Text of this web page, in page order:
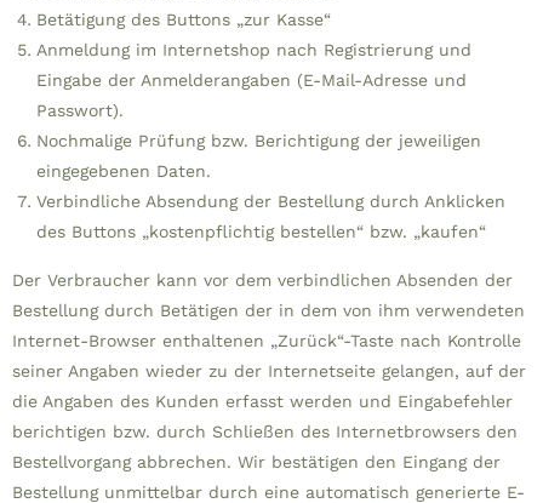
Betätigung des Buttons „zur Kasse“
Anmeldung im Internetshop nach Registrierung und
Eingabe der Anmelderangaben (E-Mail-Adresse und
Passwort).
Nochmalige Prüfung bzw. Berichtigung der jeweiligen
eingegebenen Daten.
Verbindliche Absendung der Bestellung durch Anklicken
des Buttons „kostenpflichtig bestellen“ bzw. „kaufen“
Der Verbraucher kann vor dem verbindlichen Absenden der
Bestellung durch Betätigen der in dem von ihm verwendeten
Internet-Browser enthaltenen „Zurück“-Taste nach Kontrolle
seiner Angaben wieder zu der Internetseite gelangen, auf der
die Angaben des Kunden erfasst werden und Eingabefehler
berichtigen bzw. durch Schließen des Internetbrowsers den
Bestellvorgang abbrechen. Wir bestätigen den Eingang der
Bestellung unmittelbar durch eine automatisch generierte E-